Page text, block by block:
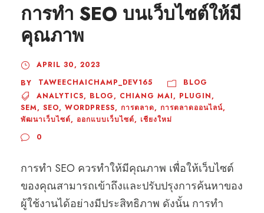
การทำ SEO บนเว็บไซต์ให้มี
คุณภาพ
APRIL 30, 2023
BY
TAWEECHAICHAMP_DEV165
BLOG
ANALYTICS, BLOG, CHIANG MAI, PLUGIN,
SEM, SEO, WORDPRESS, การตลาด, การตลาดออนไลน์,
พัฒนาเว็บไซต์, ออกแบบเว็บไซต์, เชียงใหม่
0
การทำ SEO ควรทำให้มีคุณภาพ เพื่อให้เว็บไซต์
ของคุณสามารถเข้าถึงและปรับปรุงการค้นหาของ
ผู้ใช้งานได้อย่างมีประสิทธิภาพ ดังนั้น การทำ